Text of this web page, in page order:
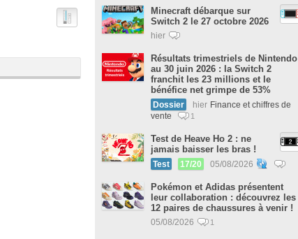
Minecraft débarque sur
Switch 2 le 27 octobre 2026
hier
Résultats trimestriels de Nintendo
au 30 juin 2026 : la Switch 2
franchit les 23 millions et le
bénéfice net grimpe de 53%
Dossier hier Finance et chiffres de
vente
1
Test de Heave Ho 2 : ne
jamais baisser les bras !
Test 17/20 05/08/2026
Pokémon et Adidas présentent
leur collaboration : découvrez les
12 paires de chaussures à venir !
05/08/2026 1